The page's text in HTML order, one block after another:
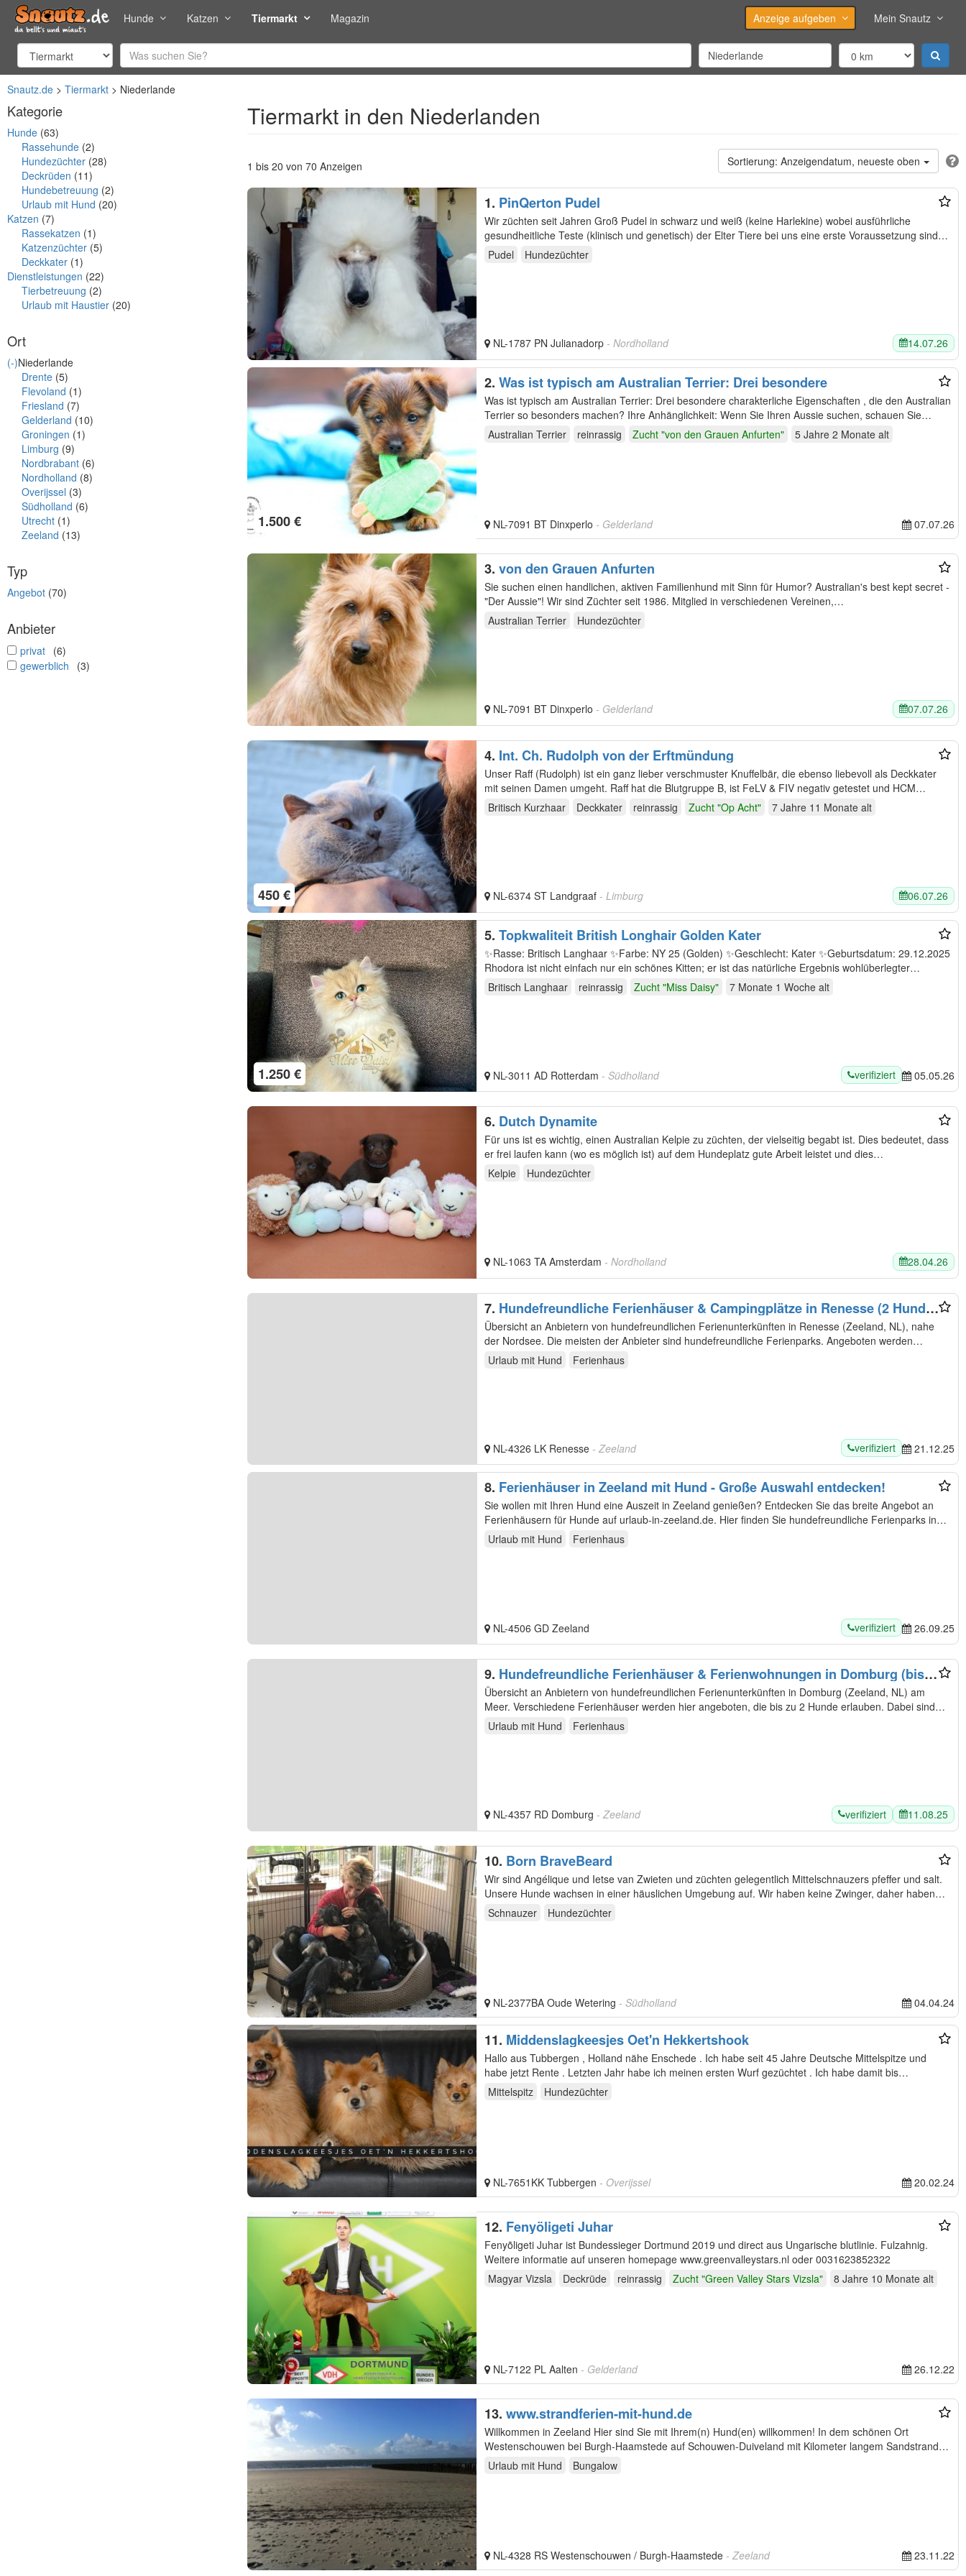
Hunde Katzen Tiermarkt Magazin Anzeige aufgeben Mein Snautz
Snautz.de Tiermarkt Niederlande
Kategorie
Hunde (63)
Rassehunde (2)
Hundezüchter (28)
Deckrüden (11)
Hundebetreuung (2)
Urlaub mit Hund (20)
Katzen (7)
Rassekatzen (1)
Katzenzüchter (5)
Deckkater (1)
Dienstleistungen (22)
Tierbetreuung (2)
Urlaub mit Haustier (20)
Ort
(-)Niederlande
Drente (5)
Flevoland (1)
Friesland (7)
Gelderland (10)
Groningen (1)
Limburg (9)
Nordbrabant (6)
Nordholland (8)
Overijssel (3)
Südholland (6)
Utrecht (1)
Zeeland (13)
Typ
Angebot (70)
Anbieter
undefined
privat (6)
undefined
gewerblich (3)
Tiermarkt in den Niederlanden
Anzeigendatum, neueste oben
1 bis 20 von 70 Anzeigen
1. PinQerton Pudel
Wir züchten seit Jahren Groß Pudel in schwarz und weiß (keine Harlekine) wobei ausführliche
gesundheitliche Teste (klinisch und genetisch) der Elter Tiere bei uns eine erste Voraussetzung sind
beim…
Pudel Hundezüchter
NL-1787 PN Julianadorp - Nordholland 14.07.26
2. Was ist typisch am Australian Terrier: Drei besondere
1.500 €
Was ist typisch am Australian Terrier: Drei besondere charakterliche Eigenschaften , die den Australian
Terrier so besonders machen? Ihre Anhänglichkeit: Wenn Sie Ihren Aussie suchen, schauen Sie…
Australian Terrier
reinrassig Zucht "von den Grauen Anfurten" 5 Jahre 2 Monate alt
NL-7091 BT Dinxperlo - Gelderland 07.07.26
3. von den Grauen Anfurten
Sie suchen einen handlichen, aktiven Familienhund mit Sinn für Humor? Australian's best kept secret -
"Der Aussie"! Wir sind Züchter seit 1986. Mitglied in verschiedenen Vereinen,…
Australian Terrier
Hundezüchter
NL-7091 BT Dinxperlo - Gelderland 07.07.26
4. Int. Ch. Rudolph von der Erftmündung
450 €
Unser Raff (Rudolph) ist ein ganz lieber verschmuster Knuffelbär, die ebenso liebevoll als Deckkater
mit seinen Damen umgeht. Raff hat die Blutgruppe B, ist FeLV & FIV negativ getestet und HCM…
Britisch Kurzhaar
Deckkater reinrassig Zucht "Op Acht" 7 Jahre 11 Monate alt
NL-6374 ST Landgraaf - Limburg 06.07.26
5. Topkwaliteit British Longhair Golden Kater
1.250 €
✨Rasse: Britisch Langhaar ✨Farbe: NY 25 (Golden) ✨Geschlecht: Kater ✨Geburtsdatum: 29.12.2025
Rhodora ist nicht einfach nur ein schönes Kitten; er ist das natürliche Ergebnis wohlüberlegter…
Britisch Langhaar
reinrassig Zucht "Miss Daisy" 7 Monate 1 Woche alt
NL-3011 AD Rotterdam - Südholland verifiziert 05.05.26
6. Dutch Dynamite
Für uns ist es wichtig, einen Australian Kelpie zu züchten, der vielseitig begabt ist. Dies bedeutet, dass
er frei laufen kann (wo es möglich ist) auf dem Hundeplatz gute Arbeit leistet und dies…
Kelpie
Hundezüchter
NL-1063 TA Amsterdam - Nordholland 28.04.26
7. Hundefreundliche Ferienhäuser & Campingplätze in Renesse (2 Hunde
pro Unterkunft oder Stellplatz)
Übersicht an Anbietern von hundefreundlichen Ferienunterkünften in Renesse (Zeeland, NL), nahe
der Nordsee. Die meisten der Anbieter sind hundefreundliche Ferienparks. Angeboten werden
verschiedene…
Urlaub mit Hund Ferienhaus
NL-4326 LK Renesse - Zeeland verifiziert 21.12.25
8. Ferienhäuser in Zeeland mit Hund - Große Auswahl entdecken!
Sie wollen mit Ihren Hund eine Auszeit in Zeeland genießen? Entdecken Sie das breite Angebot an
Ferienhäusern für Hunde auf urlaub-in-zeeland.de. Hier finden Sie hundefreundliche Ferienparks in…
Urlaub mit Hund
Ferienhaus
NL-4506 GD Zeeland verifiziert 26.09.25
9. Hundefreundliche Ferienhäuser & Ferienwohnungen in Domburg (bis
zu 2 Hunde pro Unterkunft)
Übersicht an Anbietern von hundefreundlichen Ferienunterkünften in Domburg (Zeeland, NL) am
Meer. Verschiedene Ferienhäuser werden hier angeboten, die bis zu 2 Hunde erlauben. Dabei sind
einige der…
Urlaub mit Hund Ferienhaus
NL-4357 RD Domburg - Zeeland verifiziert 11.08.25
10. Born BraveBeard
Wir sind Angélique und Ietse van Zwieten und züchten gelegentlich Mittelschnauzers pfeffer und salt.
Unsere Hunde wachsen in einer häuslichen Umgebung auf. Wir haben keine Zwinger, daher haben
es…
Schnauzer Hundezüchter
NL-2377BA Oude Wetering - Südholland 04.04.24
11. Middenslagkeesjes Oet'n Hekkertshook
Hallo aus Tubbergen , Holland nähe Enschede . Ich habe seit 45 Jahre Deutsche Mittelspitze und
habe jetzt Rente . Letzten Jahr habe ich meinen ersten Wurf gezüchtet . Ich habe damit bis…
Mittelspitz
Hundezüchter
NL-7651KK Tubbergen - Overijssel 20.02.24
12. Fenyöligeti Juhar
Fenyõligeti Juhar ist Bundessieger Dortmund 2019 und direct aus Ungarische blutlinie. Fulzahnig.
Weitere informatie auf unseren homepage www.greenvalleystars.nl oder 0031623852322
Magyar Vizsla
Deckrüde reinrassig Zucht "Green Valley Stars Vizsla" 8 Jahre 10 Monate alt
NL-7122 PL Aalten - Gelderland 26.12.22
13. www.strandferien-mit-hund.de
Willkommen in Zeeland Hier sind Sie mit Ihrem(n) Hund(en) willkommen! In dem schönen Ort
Westenschouwen bei Burgh-Haamstede auf Schouwen-Duiveland mit Kilometer langem Sandstrand
finden Sie unseren…
Urlaub mit Hund Bungalow
NL-4328 RS Westenschouwen / Burgh-Haamstede - Zeeland 23.11.22